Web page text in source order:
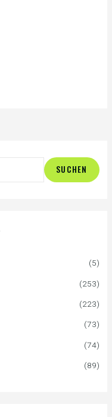
SUCHEN
(5)
(253)
(223)
(73)
(74)
(89)
i
e
i
s
a
e
i
s